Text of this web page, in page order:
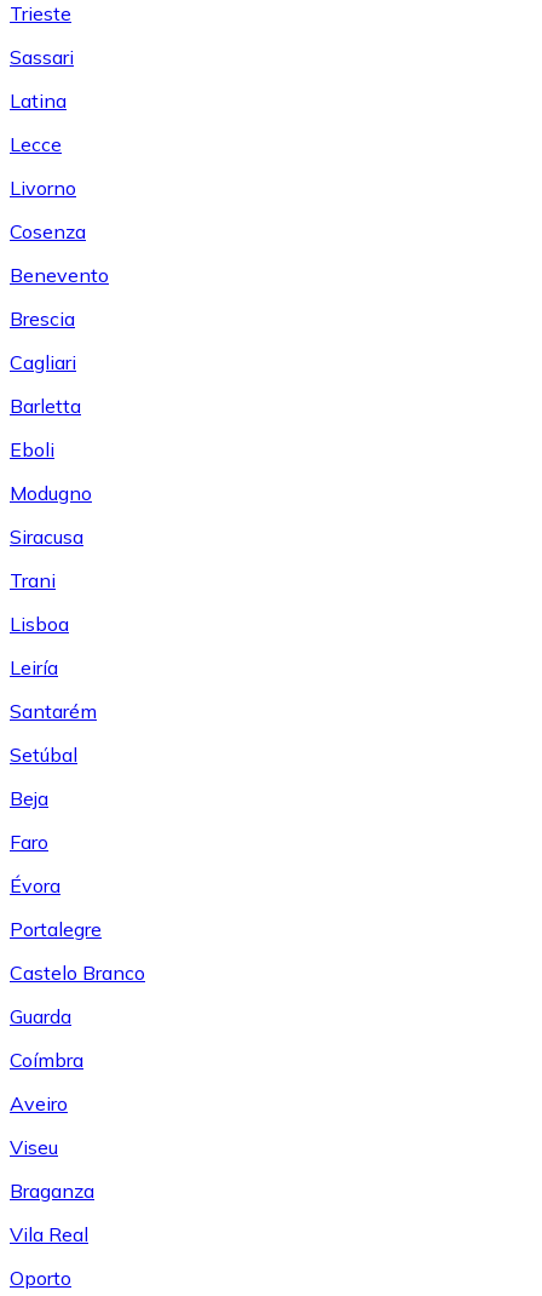
Trieste
Sassari
Latina
Lecce
Livorno
Cosenza
Benevento
Brescia
Cagliari
Barletta
Eboli
Modugno
Siracusa
Trani
Lisboa
Leiría
Santarém
Setúbal
Beja
Faro
Évora
Portalegre
Castelo Branco
Guarda
Coímbra
Aveiro
Viseu
Braganza
Vila Real
Oporto